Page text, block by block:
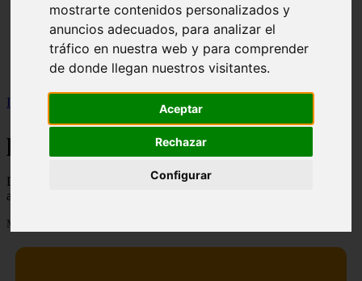
mostrarte contenidos personalizados y
anuncios adecuados, para analizar el
tráfico en nuestra web y para comprender
de donde llegan nuestros visitantes.
Aceptar
Rechazar
Configurar
postres
producto
reposteria
venezuela
verduras
Inicio
producto
Descubre todas las noticias de la categoría producto. Artículos
actualizados y contenido de calidad en eltiovivorojo.es.
Mostrando 1 - 2 de 2 artículos